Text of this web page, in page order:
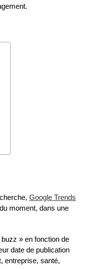
Google Trends
moment, dans une
» en fonction de
date de publication
entreprise, santé,